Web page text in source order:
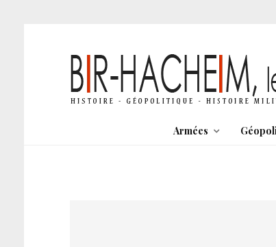
Armées